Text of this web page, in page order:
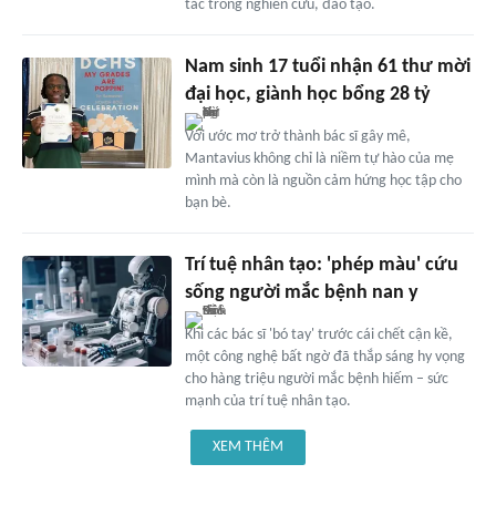
tác trong nghiên cứu, đào tạo.
Nam sinh 17 tuổi nhận 61 thư mời
đại học, giành học bổng 28 tỷ
Với ước mơ trở thành bác sĩ gây mê,
Mantavius không chỉ là niềm tự hào của mẹ
mình mà còn là nguồn cảm hứng học tập cho
bạn bè.
Trí tuệ nhân tạo: 'phép màu' cứu
sống người mắc bệnh nan y
Khi các bác sĩ 'bó tay' trước cái chết cận kề,
một công nghệ bất ngờ đã thắp sáng hy vọng
cho hàng triệu người mắc bệnh hiếm – sức
mạnh của trí tuệ nhân tạo.
XEM THÊM